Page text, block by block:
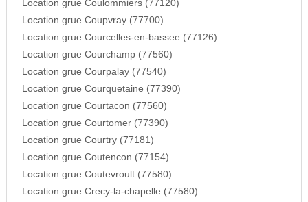
Location grue Coulommiers (77120)
Location grue Coupvray (77700)
Location grue Courcelles-en-bassee (77126)
Location grue Courchamp (77560)
Location grue Courpalay (77540)
Location grue Courquetaine (77390)
Location grue Courtacon (77560)
Location grue Courtomer (77390)
Location grue Courtry (77181)
Location grue Coutencon (77154)
Location grue Coutevroult (77580)
Location grue Crecy-la-chapelle (77580)